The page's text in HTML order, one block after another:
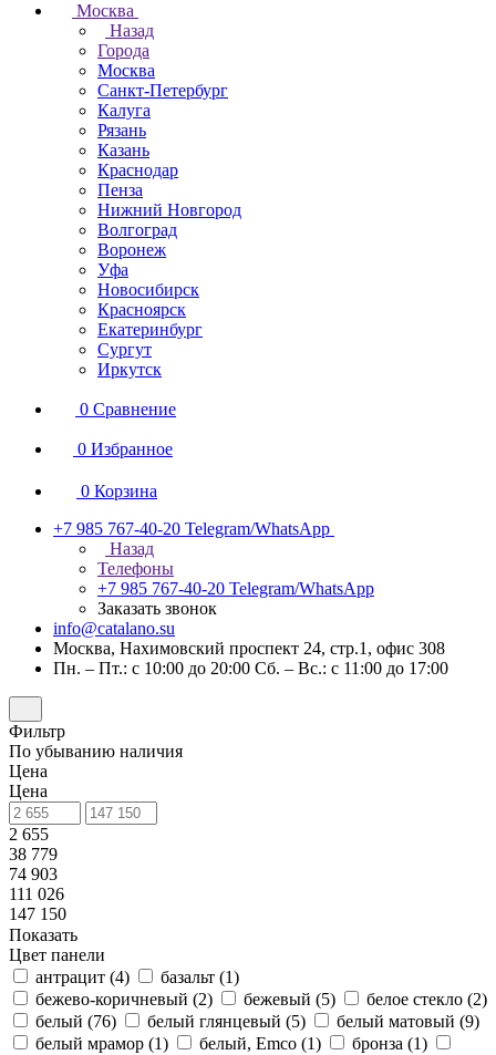
Москва
Назад
Города
Москва
Санкт-Петербург
Калуга
Рязань
Казань
Краснодар
Пенза
Нижний Новгород
Волгоград
Воронеж
Уфа
Новосибирск
Красноярск
Екатеринбург
Сургут
Иркутск
0 Сравнение
0 Избранное
0 Корзина
+7 985 767-40-20 Telegram/WhatsApp
Назад
Телефоны
+7 985 767-40-20 Telegram/WhatsApp
Заказать звонок
info@catalano.su
Москва, Нахимовский проспект 24, стр.1, офис 308
Пн. – Пт.: с 10:00 до 20:00 Сб. – Вс.: с 11:00 до 17:00
Фильтр
По убыванию наличия
Цена
Цена
2 655
38 779
74 903
111 026
147 150
Показать
Цвет панели
антрацит (4) базальт (1)
бежево-коричневый (2) бежевый (5) белое стекло (2)
белый (76) белый глянцевый (5) белый матовый (9)
белый мрамор (1) белый, Emco (1) бронза (1)